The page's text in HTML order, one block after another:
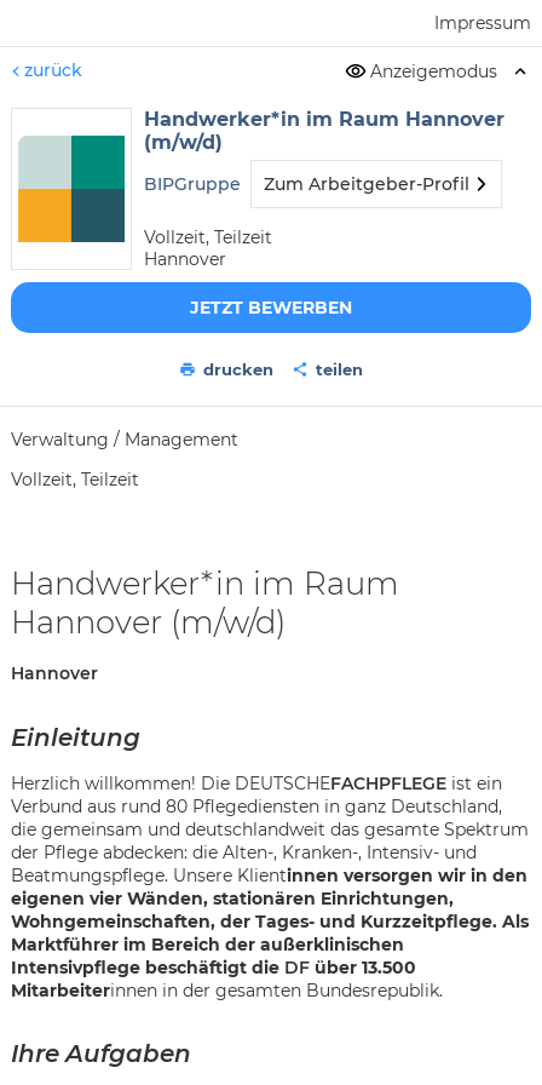
Impressum
zurück Anzeigemodus
Handwerker*in im Raum Hannover
(m/w/d)
BIPGruppe Zum Arbeitgeber-Profil
Vollzeit, Teilzeit
Hannover
JETZT BEWERBEN
drucken teilen
Verwaltung / Management
Vollzeit, Teilzeit
Handwerker*in im Raum
Hannover (m/w/d)
Hannover
Einleitung
Herzlich willkommen! Die DEUTSCHEFACHPFLEGEist ein
Verbund aus rund 80 Pflegediensten in ganz Deutschland,
die gemeinsam und deutschlandweit das gesamte Spektrum
der Pflege abdecken: die Alten-, Kranken-, Intensiv- und
Beatmungspflege. Unsere Klientinnen versorgen wir in den
eigenen vier Wänden, stationären Einrichtungen,
Wohngemeinschaften, der Tages- und Kurzzeitpflege. Als
Marktführer im Bereich der außerklinischen
Intensivpflege beschäftigt die DFüber 13.500
Mitarbeiterinnen in der gesamten Bundesrepublik.
Ihre Aufgaben